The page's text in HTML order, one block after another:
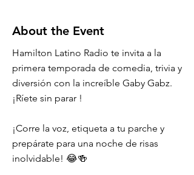
About the Event
Hamilton Latino Radio te invita a la
primera temporada de comedia, trivia y
diversión con la increíble Gaby Gabz.
¡Ríete sin parar !
¡Corre la voz, etiqueta a tu parche y
prepárate para una noche de risas
inolvidable! 😂🍻